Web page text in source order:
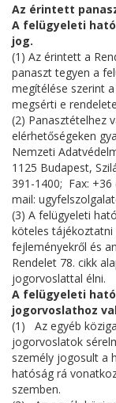
Az érintett
A felügyeleti
jog.
(1) Az érintett a
panaszt tegyen a
megítélése szerint
megsérti e
(2) Panasztételhez
elérhetőségeken
Nemzeti
1125 Budapest,
391-1400; Fax:
mail:
(3) A felügyeleti
köteles tájékoztatni
fejleményekről és
Rendelet 78. cikk
jogorvoslattal élni.
A felügyeleti
jogorvoslathoz
(1) Az egyéb
jogorvoslatok
személy jogosult a
hatóság rá
szemben.